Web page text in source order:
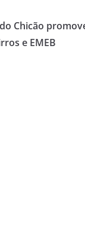
Chicão
e EMEB